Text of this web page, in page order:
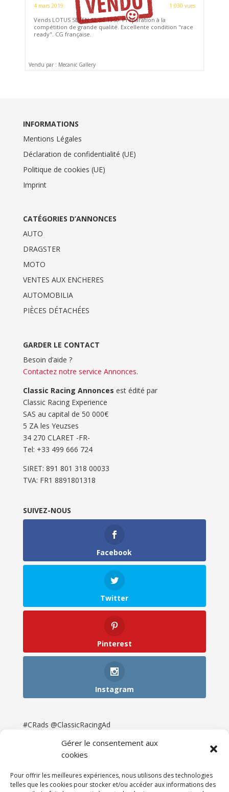
Gérer le consentement aux
cookies
Pour offrir les meilleures expériences, nous utilisons des technologies
telles que les cookies pour stocker et/ou accéder aux informations des
4 mars 2019
1 030 vues
Vends LOTUS SEVEN S2 de 1960. Préparation à la
compétition de grande qualité. Excellente condition "race
ready". CG française.
Vendu par : Mecanic Gallery
INFORMATIONS
Mentions Légales
Déclaration de confidentialité (UE)
Politique de cookies (UE)
Imprint
CATÉGORIES D’ANNONCES
AUTO
DRAGSTER
MOTO
VENTES AUX ENCHERES
AUTOMOBILIA
PIÈCES DÉTACHÉES
GARDER LE CONTACT
Besoin d’aide ?
Contactez notre service Annonces.
Classic Racing Annonces est édité par
Classic Racing Experience
SAS au capital de 50 000€
5 ZA les Yeuzses
34 270 CLARET -FR-
Tel: ‭+33 499 666 724‬
SIRET: 891 801 318 00033
TVA: FR1 8891801318
SUIVEZ-NOUS
Facebook
Twitter
Pinterest
Instagram
#CRads @ClassicRacingAd